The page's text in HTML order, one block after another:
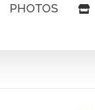
PHOTOS